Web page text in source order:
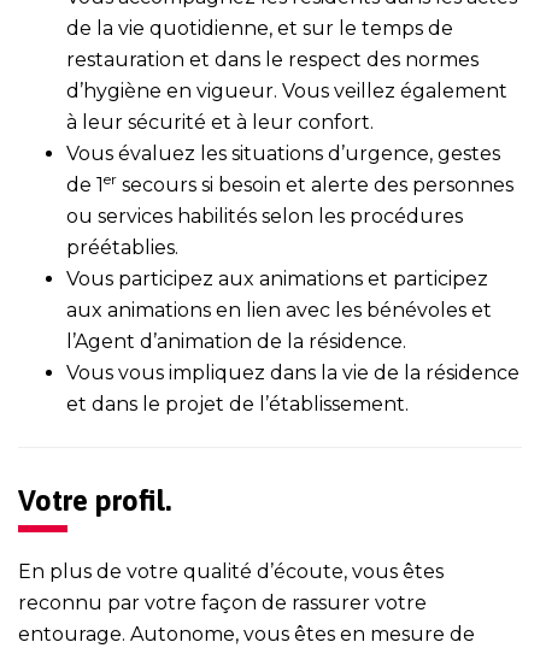
de la vie quotidienne, et sur le temps de
restauration et dans le respect des normes
d’hygiène en vigueur. Vous veillez également
à leur sécurité et à leur confort.
Vous évaluez les situations d’urgence, gestes
de 1er secours si besoin et alerte des personnes
ou services habilités selon les procédures
préétablies.
Vous participez aux animations et participez
aux animations en lien avec les bénévoles et
l’Agent d’animation de la résidence.
Vous vous impliquez dans la vie de la résidence
et dans le projet de l’établissement.
Votre profil.
En plus de votre qualité d’écoute, vous êtes
reconnu par votre façon de rassurer votre
entourage. Autonome, vous êtes en mesure de